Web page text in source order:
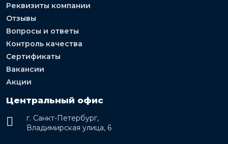
Реквизиты компании
Отзывы
Вопросы и ответы
Контроль качества
Сертификаты
Вакансии
Акции
Центральный офис
г. Санкт-Петербург,
Владимирская улица, 6